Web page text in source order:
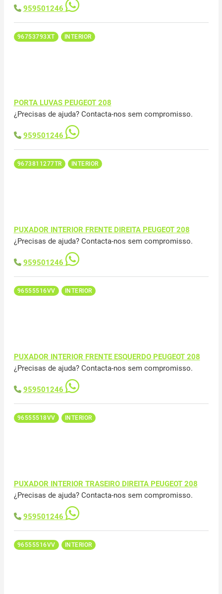
959501246
96753793XT INTERIOR
PORTA LUVAS PEUGEOT 208
¿Precisas de ajuda? Contacta-nos sem compromisso.
959501246
9673811277TR INTERIOR
PUXADOR INTERIOR FRENTE DIREITA PEUGEOT 208
¿Precisas de ajuda? Contacta-nos sem compromisso.
959501246
96555516VV INTERIOR
PUXADOR INTERIOR FRENTE ESQUERDO PEUGEOT 208
¿Precisas de ajuda? Contacta-nos sem compromisso.
959501246
96555518VV INTERIOR
PUXADOR INTERIOR TRASEIRO DIREITA PEUGEOT 208
¿Precisas de ajuda? Contacta-nos sem compromisso.
959501246
96555516VV INTERIOR